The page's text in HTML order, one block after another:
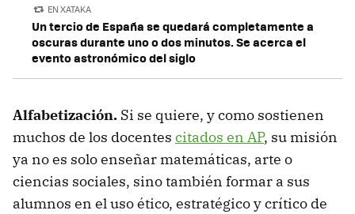
EN XATAKA
Un tercio de España se quedará completamente a
oscuras durante uno o dos minutos. Se acerca el
evento astronómico del siglo
Alfabetización. Si se quiere, y como sostienen
muchos de los docentes citados en AP, su misión
ya no es solo enseñar matemáticas, arte o
ciencias sociales, sino también formar a sus
alumnos en el uso ético, estratégico y crítico de